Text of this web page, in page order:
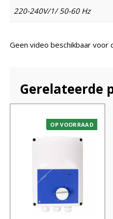
220-240V/1/ 50-60 Hz
Geen video beschikbaar voor
Gerelateerde
OP VOORRAAD